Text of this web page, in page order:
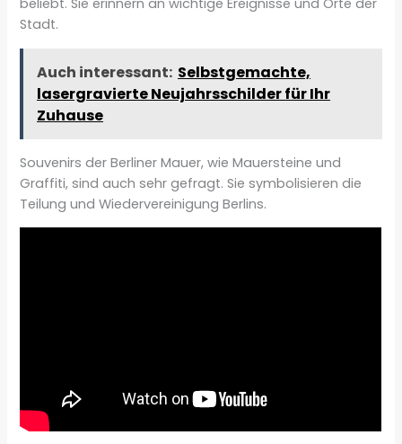
beliebt. Sie erinnern an wichtige Ereignisse und Orte der
Stadt.
Auch interessant: Selbstgemachte,
lasergravierte Neujahrsschilder für Ihr
Zuhause
Souvenirs der Berliner Mauer, wie Mauersteine und
Graffiti, sind auch sehr gefragt. Sie symbolisieren die
Teilung und Wiedervereinigung Berlins.